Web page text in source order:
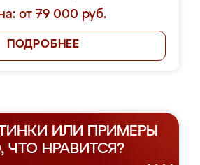
от 79 000 руб.
ПОДРОБНЕЕ
ИЛИ ПРИМЕРЫ
ЧТО НРАВИТСЯ?